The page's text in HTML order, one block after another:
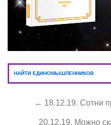
НАЙТИ ЕДИНОМЫШЛЕННИКОВ
← 18.12.19. Сотни
20.12.19. Можно